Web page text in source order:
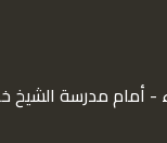
- أمام مدرسة الشيخ